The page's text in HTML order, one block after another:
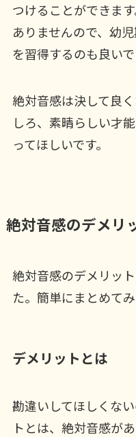
つけることができま
ありませんので、幼
を習得するのも良いで
絶対音感は決して良
しろ、素晴らしい才
ってほしいです。
絶対音感のデメリ
絶対音感のデメリッ
た。簡単にまとめてみ
デメリットとは
勘違いしてほしくな
トとは、絶対音感が